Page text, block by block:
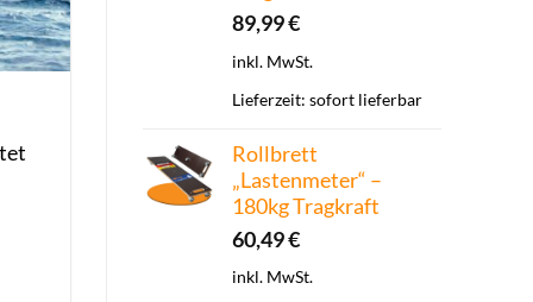
89,99€
inkl. MwSt.
Lieferzeit: sofort lieferbar
Rollbrett
„Lastenmeter“ –
180kg Tragkraft
60,49€
inkl. MwSt.